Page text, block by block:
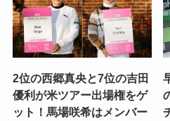
2位の西郷真央と7位の吉田
優利が米ツアー出場権をゲ
ット！馬場咲希はメンバー